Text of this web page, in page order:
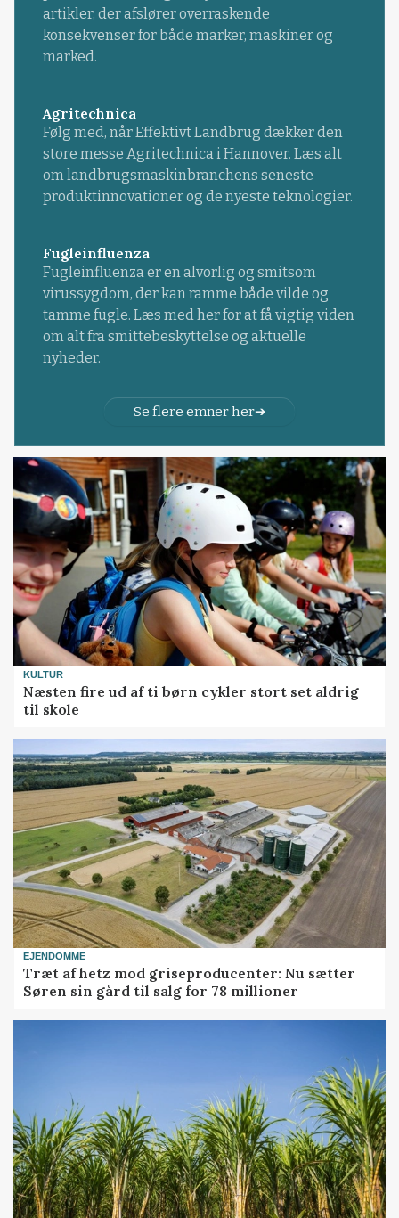
artikler, der afslører overraskende
konsekvenser for både marker, maskiner og
marked.
Agritechnica
Følg med, når Effektivt Landbrug dækker den
store messe Agritechnica i Hannover. Læs alt
om landbrugsmaskinbranchens seneste
produktinnovationer og de nyeste teknologier.
Fugleinfluenza
Fugleinfluenza er en alvorlig og smitsom
virussygdom, der kan ramme både vilde og
tamme fugle. Læs med her for at få vigtig viden
om alt fra smittebeskyttelse og aktuelle
nyheder.
Se flere emner her
KULTUR
Næsten fire ud af ti børn cykler stort set aldrig
til skole
EJENDOMME
Træt af hetz mod griseproducenter: Nu sætter
Søren sin gård til salg for 78 millioner